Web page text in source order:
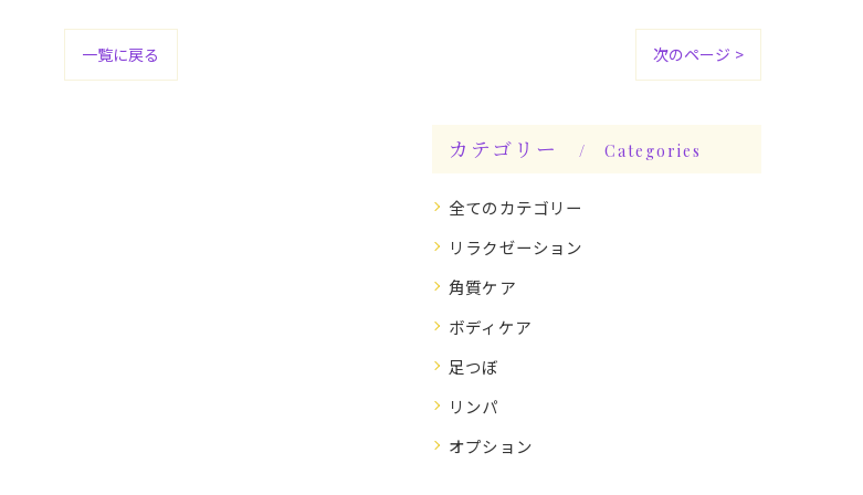
一覧に戻る 次のページ >
カテゴリー Categories
全てのカテゴリー
リラクゼーション
角質ケア
ボディケア
足つぼ
リンパ
オプション